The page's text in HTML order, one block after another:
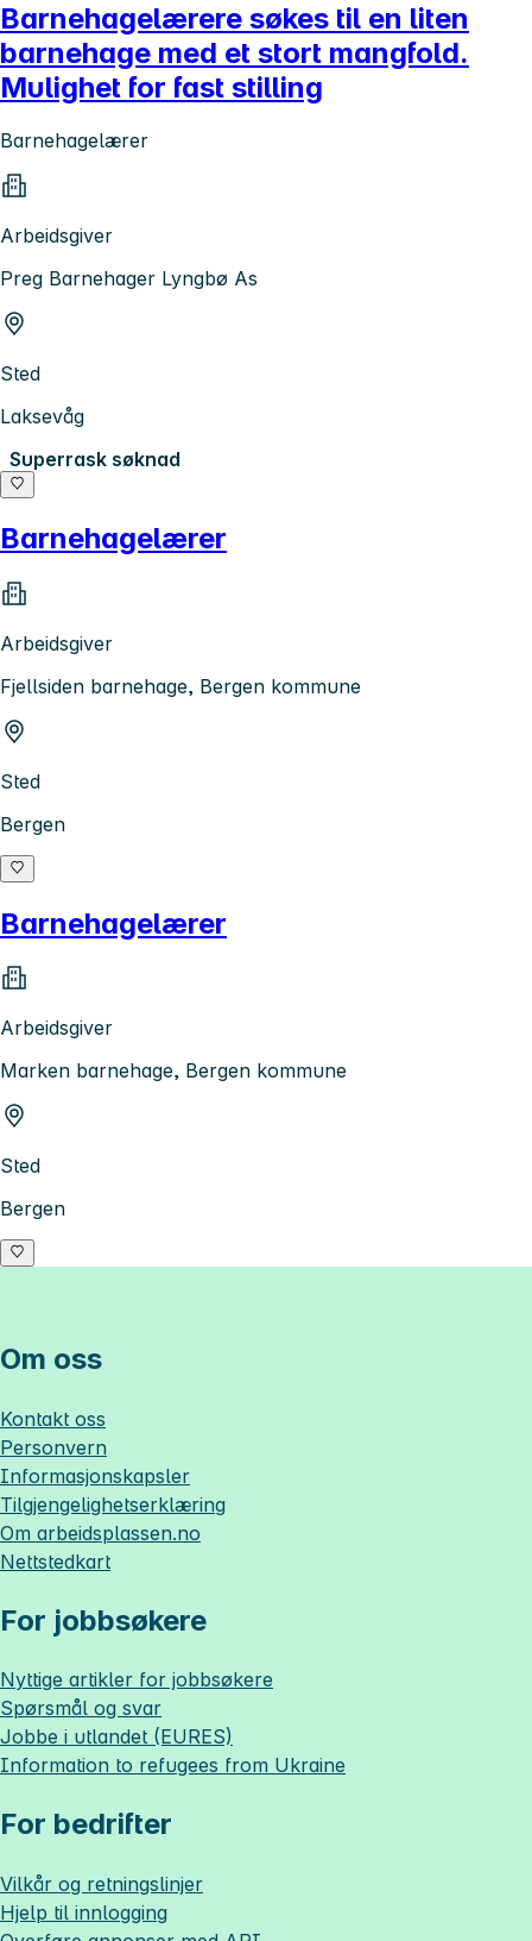
Barnehagelærere søkes til en liten
barnehage med et stort mangfold.
Mulighet for fast stilling
Barnehagelærer
Arbeidsgiver
Preg Barnehager Lyngbø As
Sted
Laksevåg
Superrask søknad
Barnehagelærer
Arbeidsgiver
Fjellsiden barnehage, Bergen kommune
Sted
Bergen
Barnehagelærer
Arbeidsgiver
Marken barnehage, Bergen kommune
Sted
Bergen
Om oss
Kontakt oss
Personvern
Informasjonskapsler
Tilgjengelighetserklæring
Om arbeidsplassen.no
Nettstedkart
For jobbsøkere
Nyttige artikler for jobbsøkere
Spørsmål og svar
Jobbe i utlandet (EURES)
Information to refugees from Ukraine
For bedrifter
Vilkår og retningslinjer
Hjelp til innlogging